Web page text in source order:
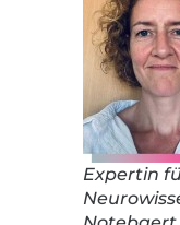
Expertin